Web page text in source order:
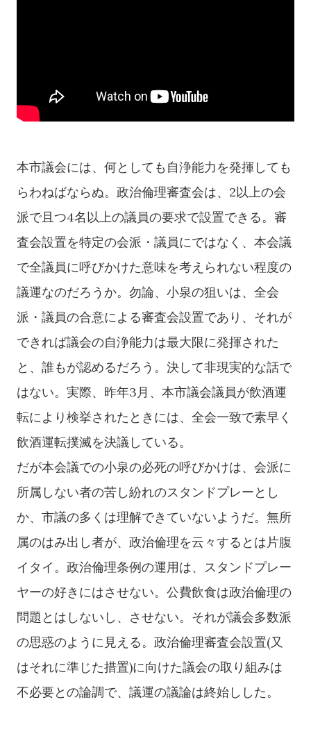
本市議会には、何としても 自浄能力を発揮しても
らわねばならぬ。政治倫理審査会は、2以上の会
派で且つ4名以上の議員の要求で設置できる。審
査会設置を特定の会派・議員にではなく、本会議
で全議員に呼びかけた意味を考えられない程度の
議運なのだろうか。勿論、小泉の狙いは、全会
派・議員の合意による審査会設置であり、それが
できれば議会の自浄能力は最大限に発揮された
と、誰もが認めるだろう。 決して非現実的な話で
はない。実際、昨年3月、本市議会議員が飲酒運
転により検挙されたときには、全会一致で素早く
飲酒運転撲滅を決議している。
だが本会議での小泉の必死の呼びかけは、会派に
所属しない者の苦し紛れのスタンドプレーとし
か、市議の多くは理解できていないようだ。無所
属のはみ出し者が、政治倫理を云々するとは片腹
イタイ。政治倫理条例の運用は、スタンドプレー
ヤーの好きにはさせない。公費飲食は政治倫理の
問題とはしないし、させない。それが議会多数派
の思惑のように見える。政治倫理審査会設置(又
はそれに準じた措置)に向けた議会の取り組みは
不必要との論調で、議運の議論は終始しした。